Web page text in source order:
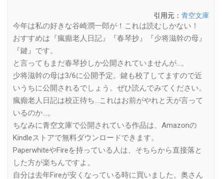
引用元： 青空文庫
今年は私の好きな谷崎潤一郎が！これは読むしかない！
おすすめは『瘋癲老人日記』『春琴抄』『少将滋幹の母』
『鍵』です。
と言ってもまだ春琴抄しか公開されていませんが…。
少将滋幹の母は3/6に公開予定。鍵も校了してますので近
いうちに公開されるでしょう。ぜひ読んでみてください。
瘋癲老人日記は校正待ち…これはお前がやれと天が言って
いるのか…。
ちなみに青空文庫で公開されている作品は、Amazonの
Kindleストアで無料ダウンロードできます。
PaperwhiteやFireを持っている人は、そちらから直接落と
した方が楽ちんですよ。
自分は去年Fireが安くなっている時に買いました。奥さん